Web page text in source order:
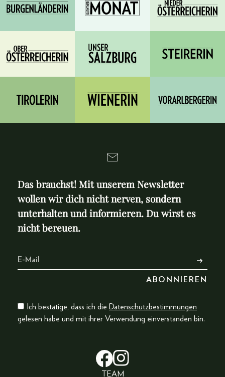
Das brauchst! Mit unserem Newsletter
wollen wir dich nicht nerven, sondern
unterhalten und informieren. Du wirst es
nicht bereuen.
Ich bestätige, dass ich die Datenschutzbestimmungen
gelesen habe und mit ihrer Verwendung einverstanden bin.
TEAM